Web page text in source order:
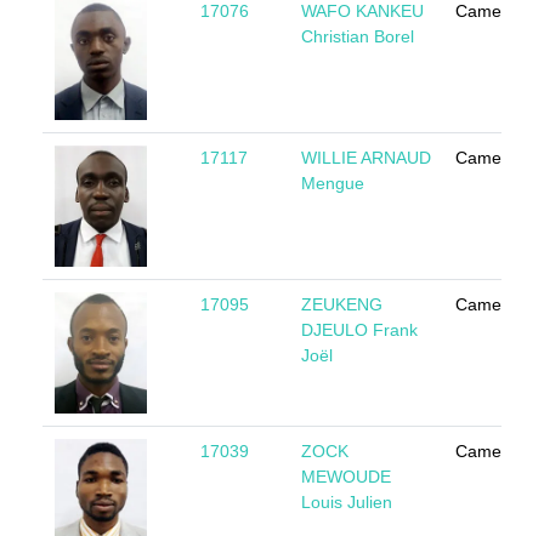
17076
WAFO KANKEU
Christian Borel
Cameroun
17117
WILLIE ARNAUD
Mengue
Cameroun
17095
ZEUKENG
DJEULO Frank
Joël
Cameroun
17039
ZOCK
MEWOUDE
Louis Julien
Cameroun